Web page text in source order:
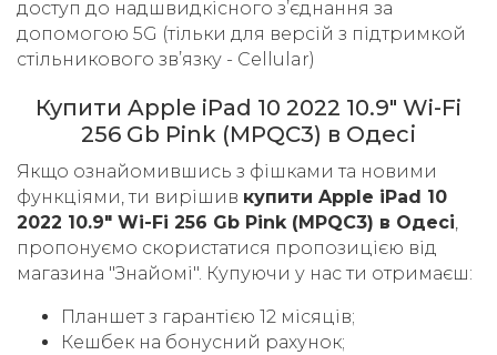
доступ до надшвидкісного з’єднання за
допомогою 5G (тільки для версій з підтримкой
стільникового звʼязку - Cellular)
Купити Apple iPad 10 2022 10.9" Wi-Fi
256 Gb Pink (MPQC3) в Одесі
Якщо ознайомившись з фішками та новими
функціями, ти вирішив купити Apple iPad 10
2022 10.9" Wi-Fi 256 Gb Pink (MPQC3) в Одесі
пропонуємо скористатися пропозицією від
магазина "Знайомі". Купуючи у нас ти отримаєш:
Планшет з гарантією 12 місяців;
Кешбек на бонусний рахунок;